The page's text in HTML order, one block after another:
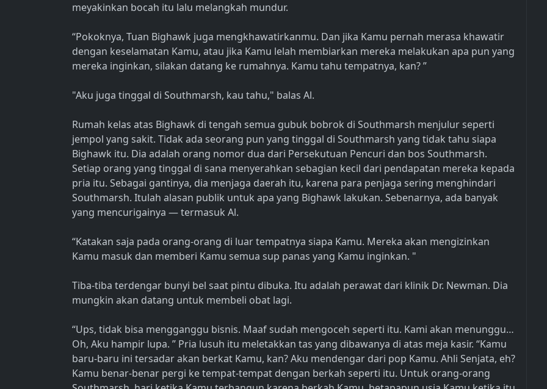
meyakinkan bocah itu lalu melangkah mundur.
“Pokoknya, Tuan Bighawk juga mengkhawatirkanmu. Dan jika Kamu pernah merasa khawatir
dengan keselamatan Kamu, atau jika Kamu lelah membiarkan mereka melakukan apa pun yang
mereka inginkan, silakan datang ke rumahnya. Kamu tahu tempatnya, kan? ”
"Aku juga tinggal di Southmarsh, kau tahu," balas Al.
Rumah kelas atas Bighawk di tengah semua gubuk bobrok di Southmarsh menjulur seperti
jempol yang sakit. Tidak ada seorang pun yang tinggal di Southmarsh yang tidak tahu siapa
Bighawk itu. Dia adalah orang nomor dua dari Persekutuan Pencuri dan bos Southmarsh.
Setiap orang yang tinggal di sana menyerahkan sebagian kecil dari pendapatan mereka kepada
pria itu. Sebagai gantinya, dia menjaga daerah itu, karena para penjaga sering menghindari
Southmarsh. Itulah alasan publik untuk apa yang Bighawk lakukan. Sebenarnya, ada banyak
yang mencurigainya — termasuk Al.
“Katakan saja pada orang-orang di luar tempatnya siapa Kamu. Mereka akan mengizinkan
Kamu masuk dan memberi Kamu semua sup panas yang Kamu inginkan. "
Tiba-tiba terdengar bunyi bel saat pintu dibuka. Itu adalah perawat dari klinik Dr. Newman. Dia
mungkin akan datang untuk membeli obat lagi.
“Ups, tidak bisa mengganggu bisnis. Maaf sudah mengoceh seperti itu. Kami akan menunggu…
Oh, Aku hampir lupa. ” Pria lusuh itu meletakkan tas yang dibawanya di atas meja kasir. “Kamu
baru-baru ini tersadar akan berkat Kamu, kan? Aku mendengar dari pop Kamu. Ahli Senjata, eh?
Kamu benar-benar pergi ke tempat-tempat dengan berkah seperti itu. Untuk orang-orang